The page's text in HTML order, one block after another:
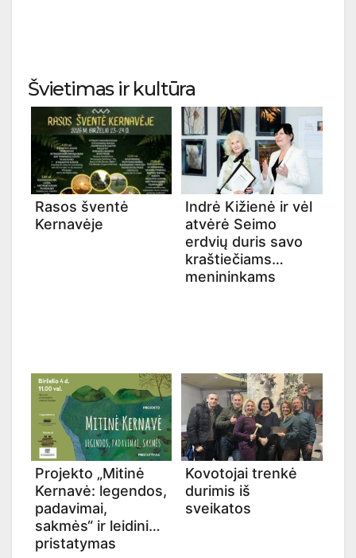
Švietimas ir kultūra
Rasos šventė
Kernavėje
Indrė Kižienė ir vėl
atvėrė Seimo
erdvių duris savo
kraštiečiams
menininkams
Projekto „Mitinė
Kernavė: legendos,
padavimai,
sakmės“ ir leidinio
pristatymas
Kovotojai trenkė
durimis iš
sveikatos